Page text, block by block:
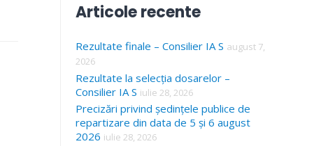
c
h
f
o
r
Articole recente
Rezultate finale – Consilier IA S august 7,
2026
Rezultate la selecția dosarelor –
Consilier IA S iulie 28, 2026
Precizări privind ședințele publice de
repartizare din data de 5 și 6 august
2026 iulie 28, 2026